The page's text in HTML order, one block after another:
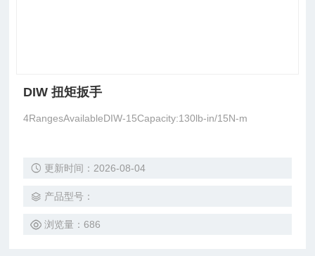
DIW 扭矩扳手
4RangesAvailableDIW-15Capacity:130lb-in/15N-m
更新时间：2026-08-04
产品型号：
浏览量：686